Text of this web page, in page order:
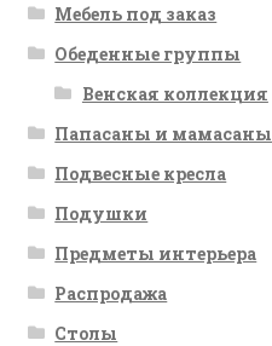
Мебель под заказ
Обеденные группы
Венская коллекция
Папасаны и мамасаны
Подвесные кресла
Подушки
Предметы интерьера
Распродажа
Столы